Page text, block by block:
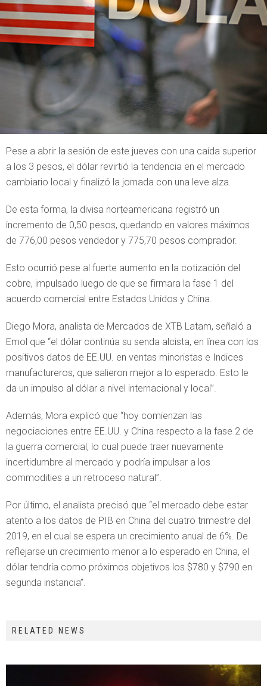
Pese a abrir la sesión de este jueves con una caída superior
a los 3 pesos, el dólar revirtió la tendencia en el mercado
cambiario local y finalizó la jornada con una leve alza.
De esta forma, la divisa norteamericana registró un
incremento de 0,50 pesos, quedando en valores máximos
de 776,00 pesos vendedor y 775,70 pesos comprador.
Esto ocurrió pese al fuerte aumento en la cotización del
cobre, impulsado luego de que se firmara la fase 1 del
acuerdo comercial entre Estados Unidos y China.
Diego Mora, analista de Mercados de XTB Latam, señaló a
Emol que “el dólar continúa su senda alcista, en línea con los
positivos datos de EE.UU. en ventas minoristas e Indices
manufactureros, que salieron mejor a lo esperado. Esto le
da un impulso al dólar a nivel internacional y local”.
Además, Mora explicó que “hoy comienzan las
negociaciones entre EE.UU. y China respecto a la fase 2 de
la guerra comercial, lo cual puede traer nuevamente
incertidumbre al mercado y podría impulsar a los
commodities a un retroceso natural”.
Por último, el analista precisó que “el mercado debe estar
atento a los datos de PIB en China del cuatro trimestre del
2019, en el cual se espera un crecimiento anual de 6%. De
reflejarse un crecimiento menor a lo esperado en China, el
dólar tendría como próximos objetivos los $780 y $790 en
segunda instancia”.
RELATED NEWS